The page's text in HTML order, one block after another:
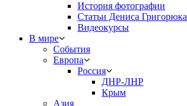
История фотографии
Статьи Дениса Григорюка
Видеокурсы
В мире
События
Европа
Россия
ДНР-ЛНР
Крым
Азия